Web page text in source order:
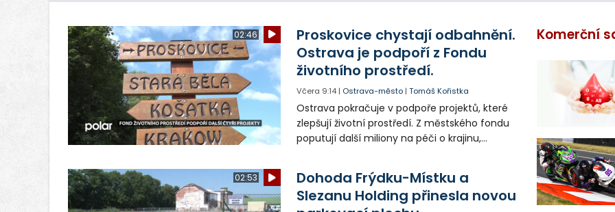
02:46
Proskovice chystají odbahnění.
Ostrava je podpoří z Fondu
životního prostředí.
Včera 9:14 | Ostrava-město |Tomáš Kořistka
Ostrava pokračuje v podpoře projektů, které
zlepšují životní prostředí. Z městského fondu
poputují další miliony na péči o krajinu,
02:53
Dohoda Frýdku-Místku a
Slezanu Holding přinesla novou
Komerční